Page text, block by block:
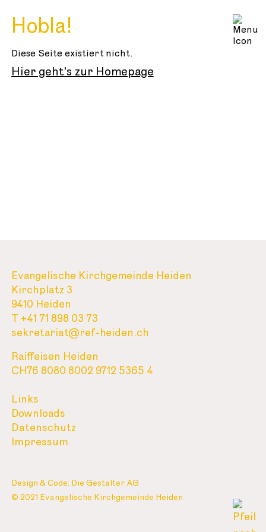
Hobla!
Diese Seite existiert nicht.
Hier geht's zur Homepage
Evangelische Kirchgemeinde Heiden
Kirchplatz 3
9410 Heiden
T +41 71 898 03 73
sekretariat@ref-heiden.ch
Raiffeisen Heiden
CH76 8080 8002 9712 5365 4
Links
Downloads
Datenschutz
Impressum
Design & Code: Die Gestalter AG
© 2021 Evangelische Kirchgemeinde Heiden